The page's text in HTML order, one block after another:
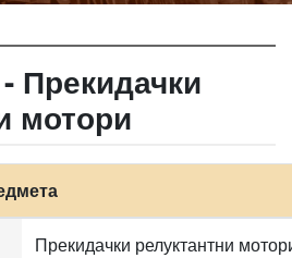
Прекидачки
мотори
Прекидачки релуктантни